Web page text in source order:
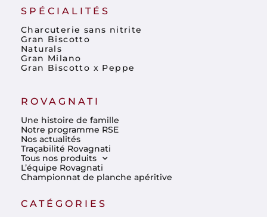
SPÉCIALITÉS
Charcuterie sans nitrite
Gran Biscotto
Naturals
Gran Milano
Gran Biscotto x Peppe
ROVAGNATI
Une histoire de famille
Notre programme RSE
Nos actualités
Traçabilité Rovagnati
Tous nos produits
L’équipe Rovagnati
Championnat de planche apéritive
CATÉGORIES